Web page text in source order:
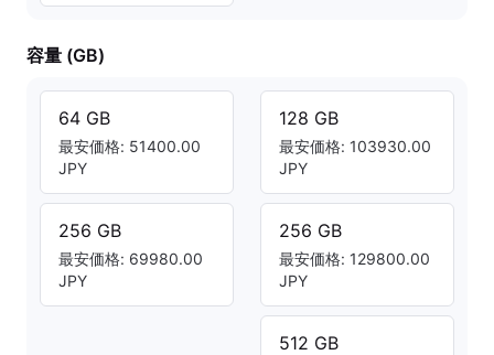
容量 (GB)
64 GB
最安価格: 51400.00
JPY
256 GB
最安価格: 69980.00
JPY
128 GB
最安価格: 103930.00
JPY
256 GB
最安価格: 129800.00
JPY
512 GB